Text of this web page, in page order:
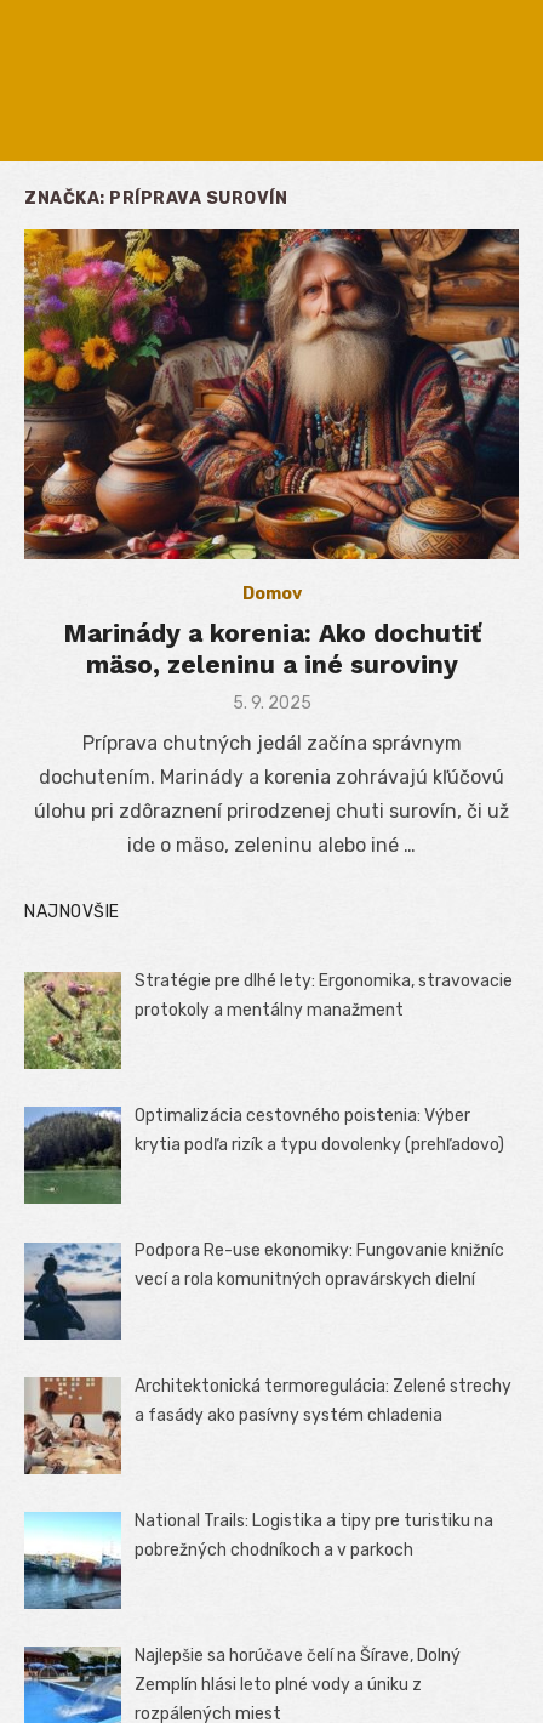
ZNAČKA: PRÍPRAVA SUROVÍN
Domov
Marinády a korenia: Ako dochutiť
mäso, zeleninu a iné suroviny
Posted
5. 9. 2025
Príprava chutných jedál začína správnym
dochutením. Marinády a korenia zohrávajú kľúčovú
úlohu pri zdôraznení prirodzenej chuti surovín, či už
ide o mäso, zeleninu alebo iné …
NAJNOVŠIE
Stratégie pre dlhé lety: Ergonomika, stravovacie
protokoly a mentálny manažment
Optimalizácia cestovného poistenia: Výber
krytia podľa rizík a typu dovolenky (prehľadovo)
Podpora Re-use ekonomiky: Fungovanie knižníc
vecí a rola komunitných opravárskych dielní
Architektonická termoregulácia: Zelené strechy
a fasády ako pasívny systém chladenia
National Trails: Logistika a tipy pre turistiku na
pobrežných chodníkoch a v parkoch
Najlepšie sa horúčave čelí na Šírave, Dolný
Zemplín hlási leto plné vody a úniku z
rozpálených miest